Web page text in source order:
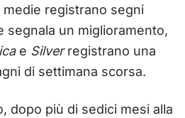
registrano segni
segnala un miglioramento,
e Silverregistrano una
di settimana scorsa.
dopo più di sedici mesi alla